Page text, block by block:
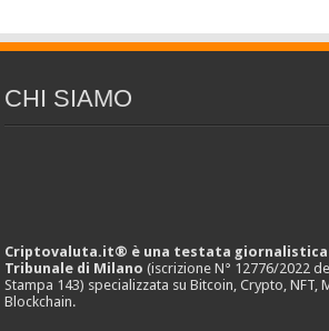
CHI SIAMO
Criptovaluta.it® è una testata giornalistica
Tribunale di Milano (iscrizione N° 12776/2022
Stampa 143) specializzata su Bitcoin, Crypto, NFT,
Blockchain.